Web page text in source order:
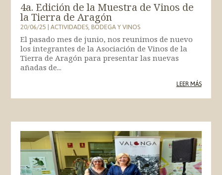
4a. Edición de la Muestra de Vinos de
la Tierra de Aragón
20/06/25|ACTIVIDADES,BODEGA Y VINOS
El pasado mes de junio, nos reunimos de nuevo
los integrantes de la Asociación de Vinos de la
Tierra de Aragón para presentar las nuevas
añadas de...
LEER MÁS